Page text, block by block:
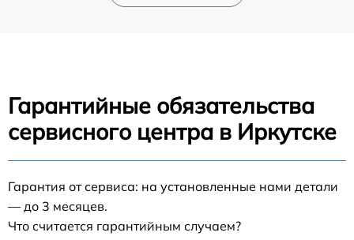
Гарантийные обязательства
сервисного центра в Иркутске
Гарантия от сервиса: на установленные нами детали
— до 3 месяцев.
Что считается гарантийным случаем?